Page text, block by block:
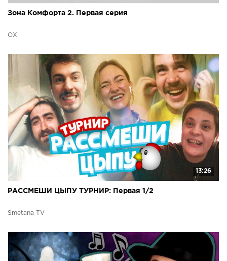
Зона Комфорта 2. Первая серия
ОХ
13:26
РАССМЕШИ ЦЫПУ ТУРНИР: Первая 1/2
Smetana TV